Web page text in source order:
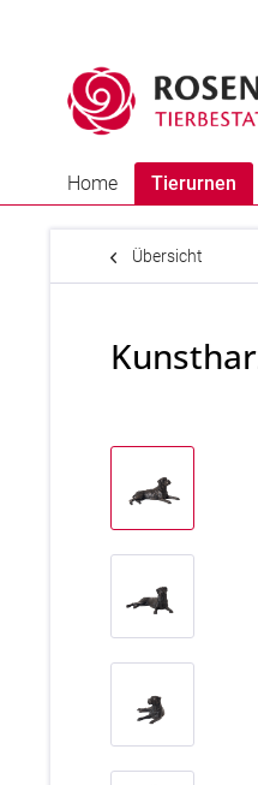
Home Tierurnen
Übersicht